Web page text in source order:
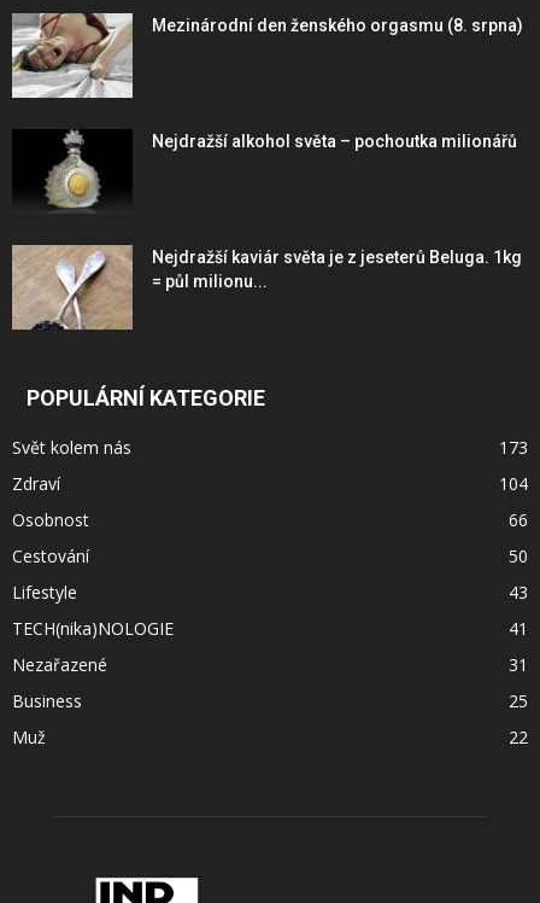
Mezinárodní den ženského orgasmu (8. srpna)
Nejdražší alkohol světa – pochoutka milionářů
Nejdražší kaviár světa je z jeseterů Beluga. 1kg
= půl milionu...
POPULÁRNÍ KATEGORIE
Svět kolem nás
173
Zdraví
104
Osobnost
66
Cestování
50
Lifestyle
43
TECH(nika)NOLOGIE
41
Nezařazené
31
Business
25
Muž
22